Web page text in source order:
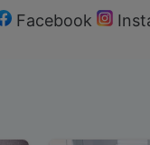
Facebook